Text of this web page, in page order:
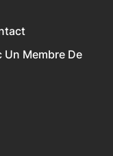
Un Membre De